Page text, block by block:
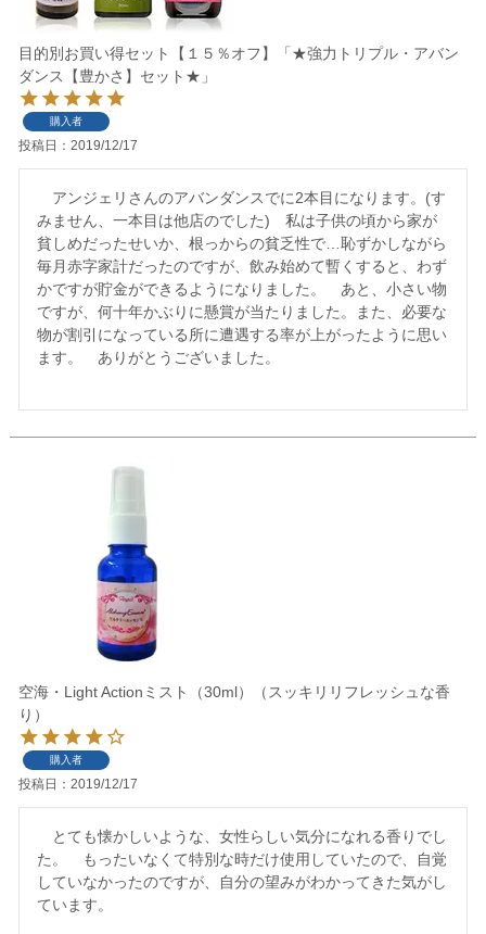
目的別お買い得セット【１５％オフ】「★強力トリプル・アバン
ダンス【豊かさ】セット★」
購入者
投稿日 2019/12/17
アンジェリさんのアバンダンスでに2本目になります。(す
みません、一本目は他店のでした)　私は子供の頃から家が
貧しめだったせいか、根っからの貧乏性で…恥ずかしながら
毎月赤字家計だったのですが、飲み始めて暫くすると、わず
かですが貯金ができるようになりました。　あと、小さい物
ですが、何十年かぶりに懸賞が当たりました。また、必要な
物が割引になっている所に遭遇する率が上がったように思い
ます。　ありがとうございました。
空海・Light Actionミスト（30ml）（スッキリリフレッシュな香
り）
購入者
投稿日 2019/12/17
とても懐かしいような、女性らしい気分になれる香りでし
た。　もったいなくて特別な時だけ使用していたので、自覚
していなかったのですが、自分の望みがわかってきた気がし
ています。